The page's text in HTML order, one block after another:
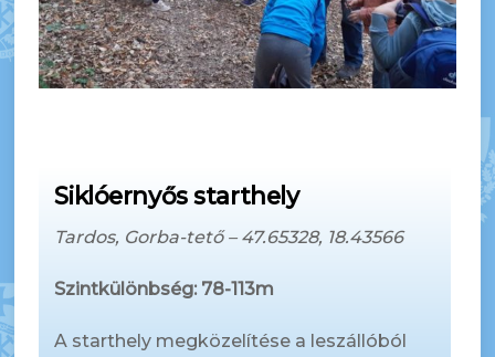
Siklóernyős starthely
Tardos, Gorba-tető – 47.65328, 18.43566
Szintkülönbség: 78-113m
A starthely megközelítése a leszállóból